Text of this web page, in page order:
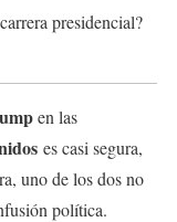
en las
es casi segura,
uno de los dos no
política.